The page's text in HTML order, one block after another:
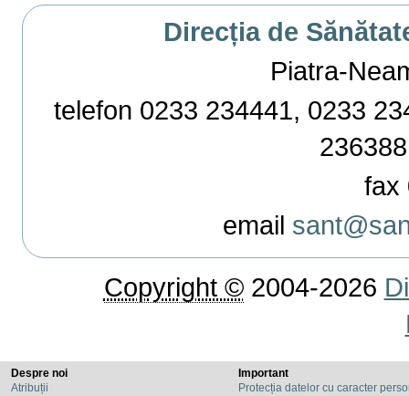
Direcția de
Piatra-
telefon 0233 234441, 0233
fax
email
Copyright ©2004-2026
Despre noi
Atribuții
Important
Protecția datelor cu caracter